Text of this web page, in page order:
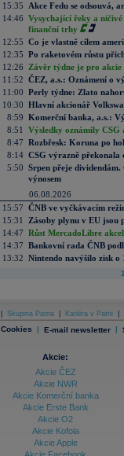
15:35
Akce Fedu se odsouvá,
14:46 Vysychající řeky a
finanční trhy
12:55 Co je vlastně cílem
12:35 Po raketovém růstu
12:26
Závěr týdne je pro
11:52 ČEZ, a.s.: Oznámení o
11:00 Perly týdne: Zlato
10:30 Hlavní akcionář
8:59 Komerční banka, a.s.:
8:51
Výsledky oznámily
8:47 Rozbřesk: Koruna po
8:14 CSG výrazně překonala
5:50 Srpen přeje
výnosem
06.08.2026
15:57 ČNB ve vyčkávacím
15:31
Zásoby plynu v EU jsou
14:47 Růst MercadoLibre
14:37 Bankovní rada ČNB
13:32 Nintendo navýšilo zisk
1
Skupina Patria Kariéra v Patrii
Cookies | E-mail newsletter |
Akcie:
Akcie ČEZ
Akcie NWR
Akcie Komerční banka
Akcie Erste Bank
Akcie O2
Akcie Kofola
Akcie Apple